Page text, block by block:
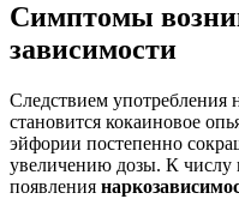
Симптомы
зависимости
Следствием употребления
становится кокаиновое
эйфории постепенно
увеличению дозы. К числу
появления